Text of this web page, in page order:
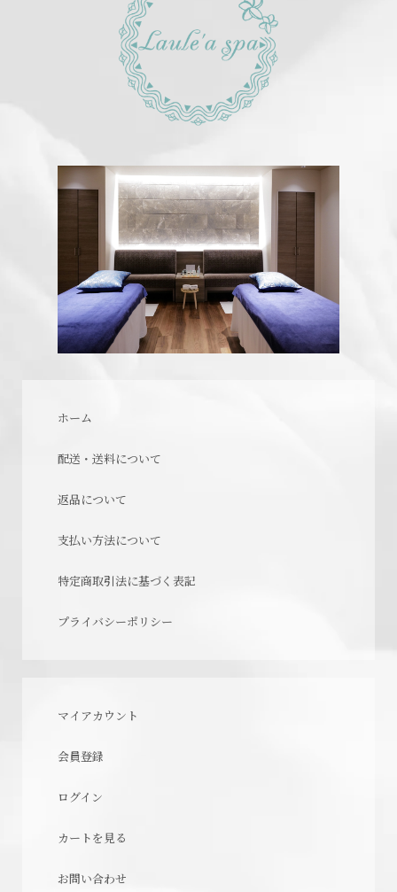
ホーム
配送・送料について
返品について
支払い方法について
特定商取引法に基づく表記
プライバシーポリシー
マイアカウント
会員登録
ログイン
カートを見る
お問い合わせ